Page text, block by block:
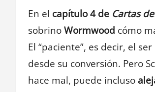
En el capítulo 4 de Cartas
sobrinoWormwood cómo
El “paciente”, es decir, el
desde su conversión. Pero
hace mal, puede incluso